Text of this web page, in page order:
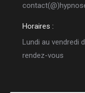
Horaires :
Lundi au vendredi
rendez-vous